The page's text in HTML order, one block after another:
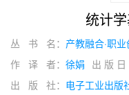
统计学
丛 书 名： 产教融合·职
作 译 者： 徐娟 出 版 日
出 版 社： 电子工业出版